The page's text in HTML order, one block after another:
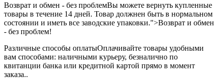
Возврат и обмен - без проблемВы можете вернуть купленные
товары в течение 14 дней. Товар должнен быть в нормальном
состоянии и иметь все заводские упаковки.">Возврат и обмен
- без проблем!
Различные способы оплатыОплачивайте товары удобными
вам способами: наличными курьеру, безналично по
квитанции банка или кредитной картой прямо в момент
заказа..